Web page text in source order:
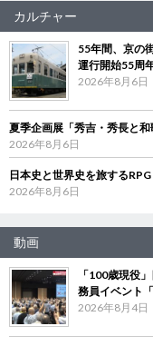
カルチャー
55年間、京の
運行開始55周
2026年8月6日
夏季企画展「秀吉・秀長と
2026年8月6日
日本史と世界史を旅する
2026年8月6日
動画
「100歳現役
務員イベント
2026年8月4日